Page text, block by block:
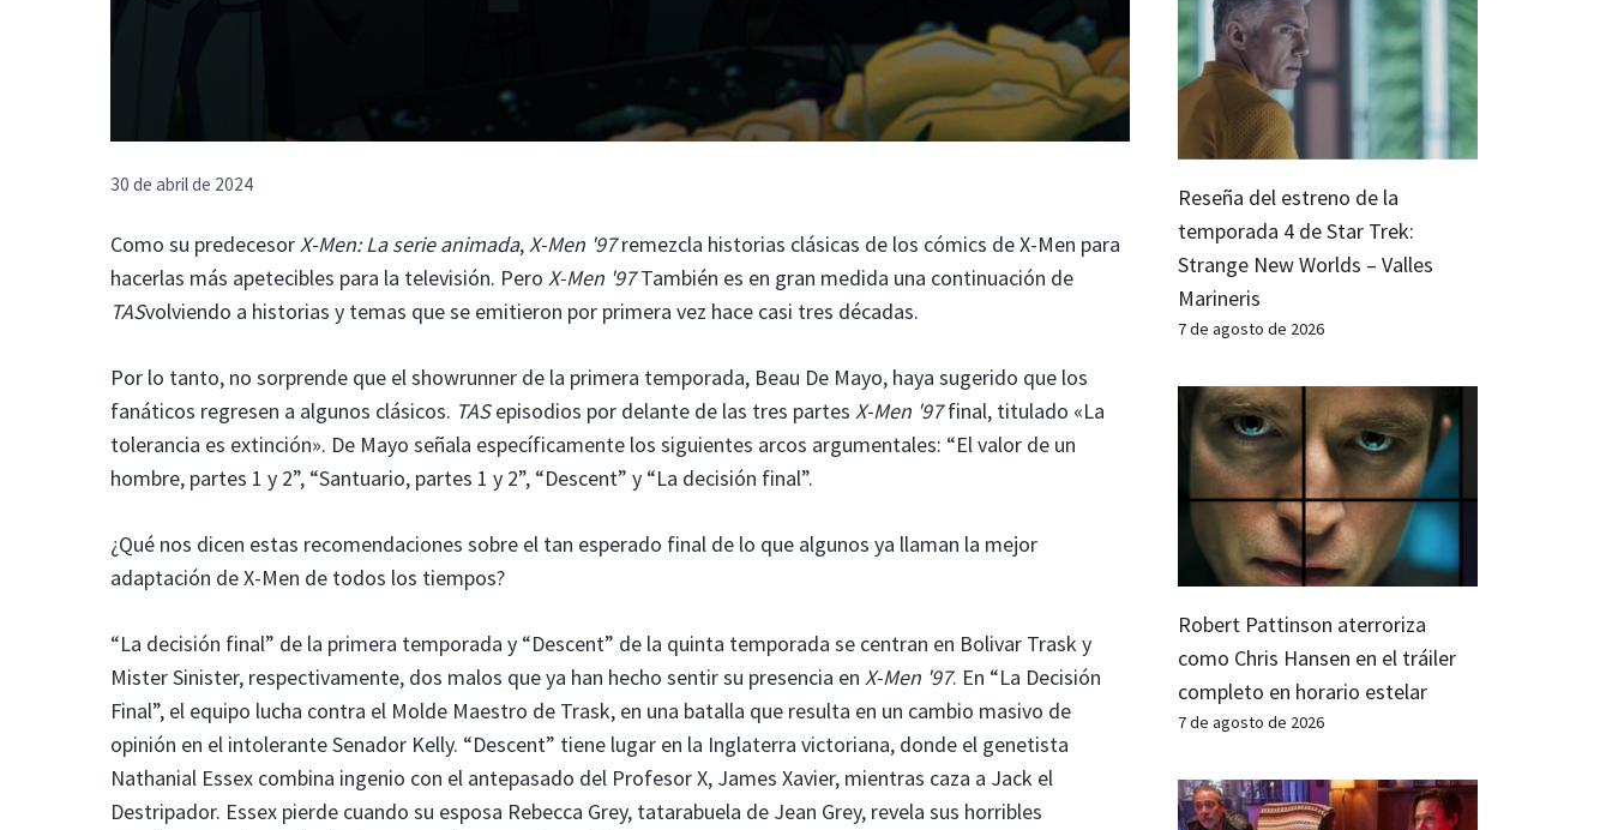
30 de abril de 2024
Como su predecesorX-Men: La serie animada,X-Men '97remezcla historias clásicas de los cómics de X-Men para
hacerlas más apetecibles para la televisión. Pero X-Men '97También es en gran medida una continuación de
TASvolviendo a historias y temas que se emitieron por primera vez hace casi tres décadas.
Por lo tanto, no sorprende que el showrunner de la primera temporada, Beau De Mayo, haya sugerido que los
fanáticos regresen a algunos clásicos. TASepisodios por delante de las tres partes X-Men '97final, titulado «La
tolerancia es extinción». De Mayo señala específicamente los siguientes arcos argumentales: “El valor de un
hombre, partes 1 y 2”, “Santuario, partes 1 y 2”, “Descent” y “La decisión final”.
¿Qué nos dicen estas recomendaciones sobre el tan esperado final de lo que algunos ya llaman la mejor
adaptación de X-Men de todos los tiempos?
“La decisión final” de la primera temporada y “Descent” de la quinta temporada se centran en Bolivar Trask y
Mister Sinister, respectivamente, dos malos que ya han hecho sentir su presencia en X-Men '97. En “La Decisión
Final”, el equipo lucha contra el Molde Maestro de Trask, en una batalla que resulta en un cambio masivo de
opinión en el intolerante Senador Kelly. “Descent” tiene lugar en la Inglaterra victoriana, donde el genetista
Nathanial Essex combina ingenio con el antepasado del Profesor X, James Xavier, mientras caza a Jack el
Destripador. Essex pierde cuando su esposa Rebecca Grey, tatarabuela de Jean Grey, revela sus horribles
Reseña del estreno de la
temporada 4 de Star Trek:
Strange New Worlds – Valles
Marineris
7 de agosto de 2026
Robert Pattinson aterroriza
como Chris Hansen en el tráiler
completo en horario estelar
7 de agosto de 2026